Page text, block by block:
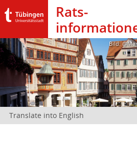
Rats­
Bild:
Translate into English